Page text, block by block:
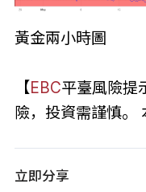
黃金兩小時圖
【EBC平臺風險提
險，投資需謹慎。
立即分享